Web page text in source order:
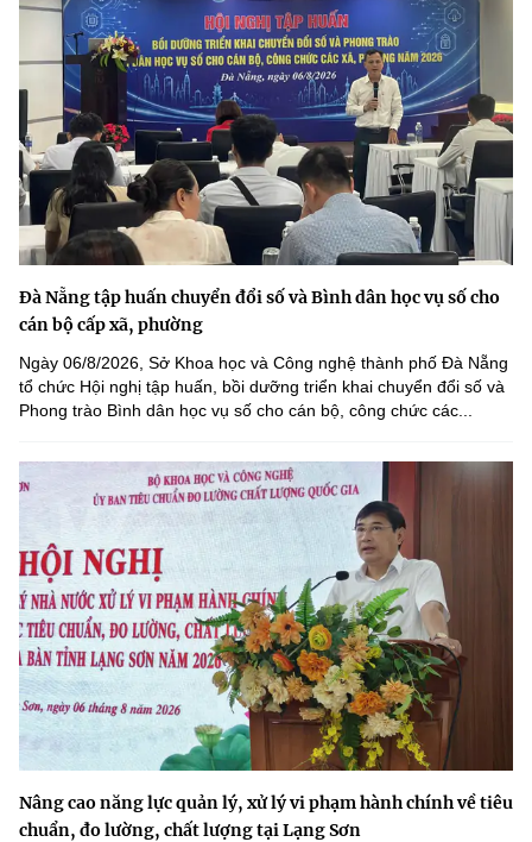
Đà Nẵng tập huấn chuyển đổi số và Bình dân học vụ số cho
cán bộ cấp xã, phường
Ngày 06/8/2026, Sở Khoa học và Công nghệ thành phố Đà Nẵng
tổ chức Hội nghị tập huấn, bồi dưỡng triển khai chuyển đổi số và
Phong trào Bình dân học vụ số cho cán bộ, công chức các...
Nâng cao năng lực quản lý, xử lý vi phạm hành chính về tiêu
chuẩn, đo lường, chất lượng tại Lạng Sơn